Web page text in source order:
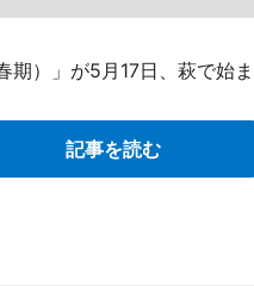
）」が5月17日、萩で始ま
記事を読む